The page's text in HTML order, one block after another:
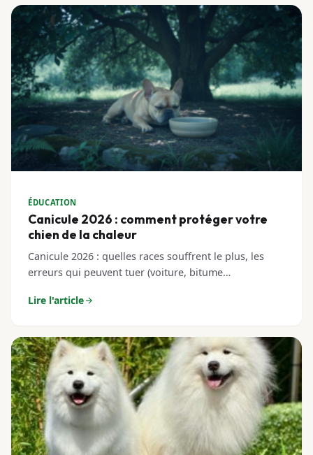
ÉDUCATION
Canicule 2026 : comment protéger votre
chien de la chaleur
Canicule 2026 : quelles races souffrent le plus, les
erreurs qui peuvent tuer (voiture, bitume…
Lire l'article